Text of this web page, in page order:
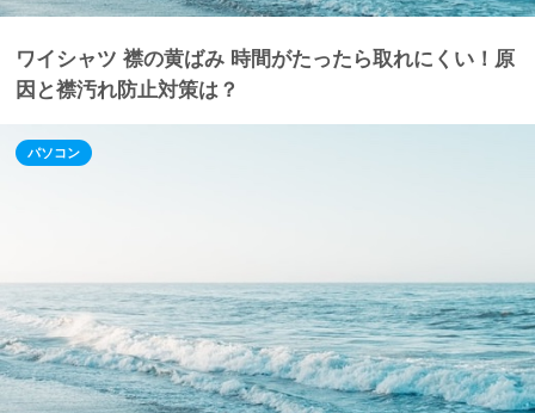
ワイシャツ 襟の黄ばみ 時間がたったら取れにくい！原
因と襟汚れ防止対策は？
パソコン